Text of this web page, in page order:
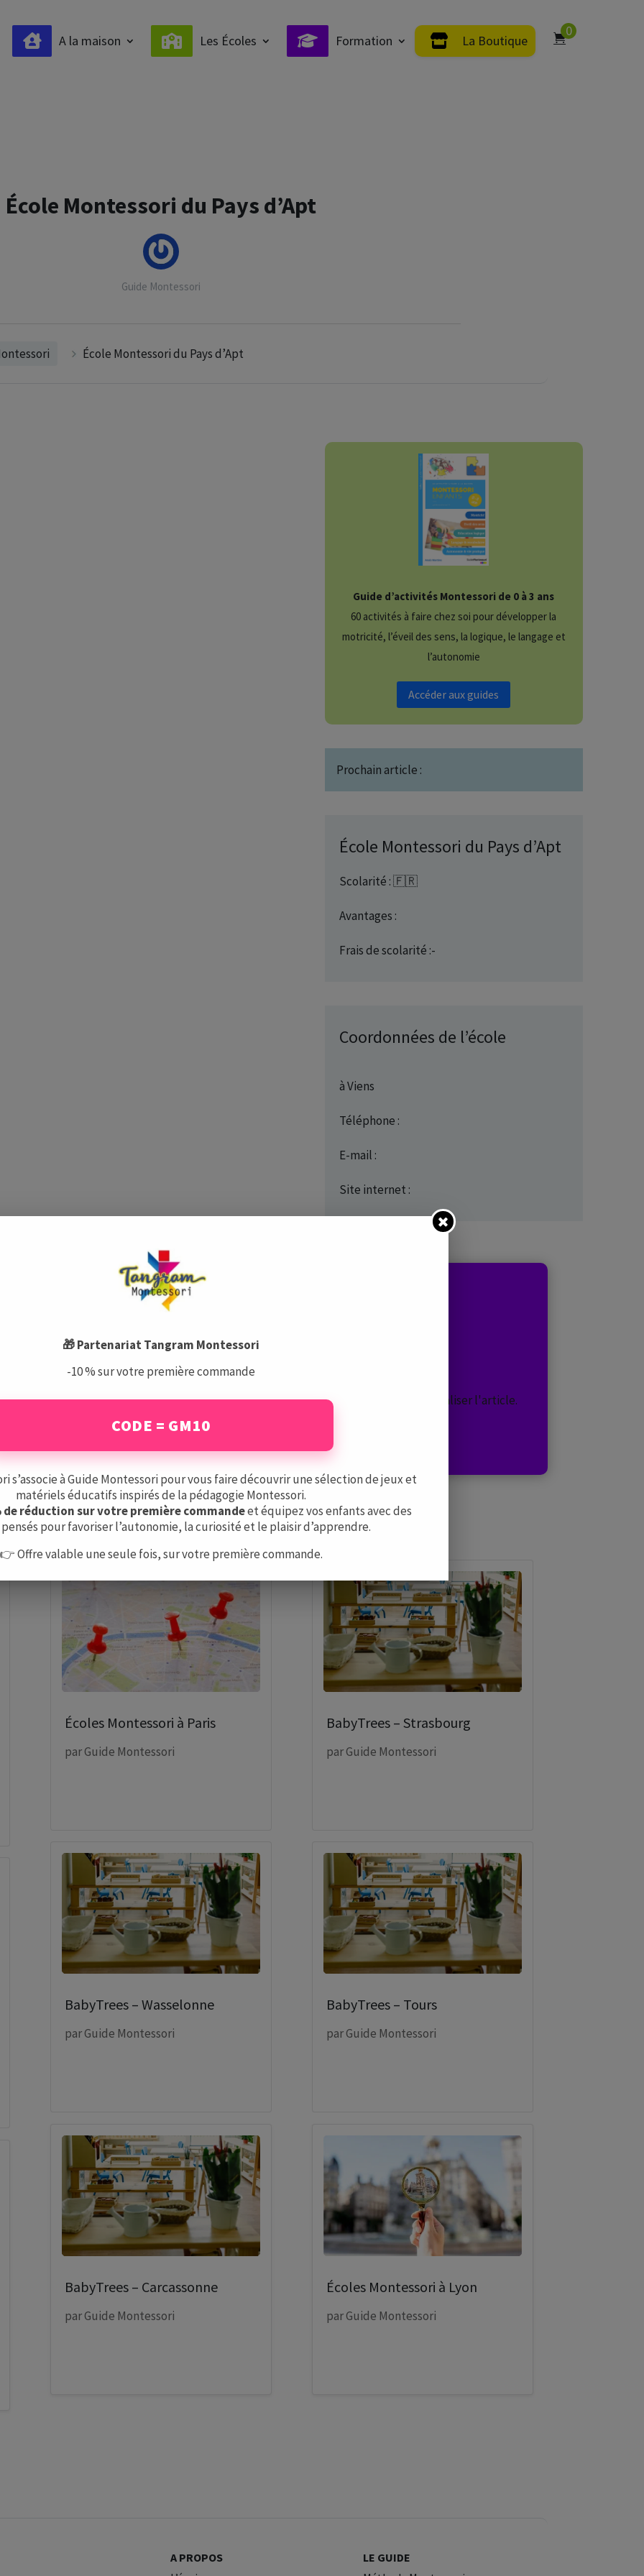
A la maison Les Écoles Formation La Boutique
0
École Montessori du Pays d’Apt
Guide Montessori
École Montessori du Pays d’Apt
Guide d’activités Montessori de 0 à 3 ans
60 activités à faire chez soi pour développer la
motricité, l’éveil des sens, la logique, le langage et
l’autonomie
Accéder aux guides
Prochain article :
École Montessori du Pays d’Apt
Scolarité : 🇫🇷
Avantages :
Frais de scolarité :-
Coordonnées de l’école
à Viens
Téléphone :
E-mail :
Site internet :
produits pourraient vous intéresser
Aucun résultat
d'affiner votre recherche ou utilisez le panneau de navigation ci-dessus pour localiser l'article.
intéresser
Écoles Montessori à Paris
parGuide Montessori
BabyTrees – Wasselonne
parGuide Montessori
BabyTrees – Carcassonne
parGuide Montessori
BabyTrees – Strasbourg
parGuide Montessori
BabyTrees – Tours
parGuide Montessori
Écoles Montessori à Lyon
parGuide Montessori
A PROPOS
LE GUIDE
🎁 Partenariat Tangram Montessori
-10 % sur votre première commande
CODE = GM10
s’associe à Guide Montessori pour vous faire découvrir une sélection de jeux et
matériels éducatifs inspirés de la pédagogie Montessori.
de réduction sur votre première commandeet équipez vos enfants avec des
pour favoriser l’autonomie, la curiosité et le plaisir d’apprendre.
👉 Offre valable une seule fois, sur votre première commande.